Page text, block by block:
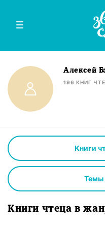
Алексей
196 КНИГ
Книги
Темы
Книги чтеца в